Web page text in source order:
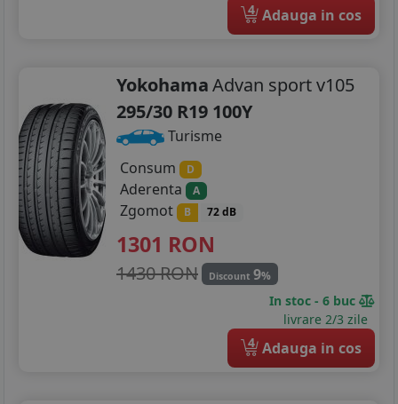
4 Adauga in cos
YokohamaAdvan sport v105
295/30 R19 100Y
Turisme
Consum
D
Aderenta A
Zgomot B 72 dB
1301 RON
1430 RON Discount 9%
In stoc - 6 buc
livrare 2/3 zile
4 Adauga in cos